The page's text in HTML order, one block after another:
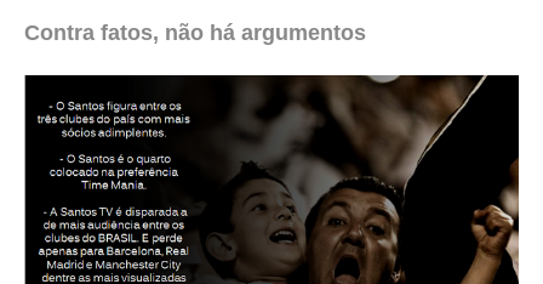
Contra fatos, não há argumentos